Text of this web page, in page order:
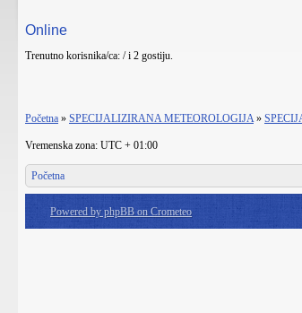
Online
Trenutno korisnika/ca: / i 2 gostiju.
Početna » SPECIJALIZIRANA METEOROLOGIJA»
Vremenska zona: UTC + 01:00
Početna
Powered by phpBB on Crometeo